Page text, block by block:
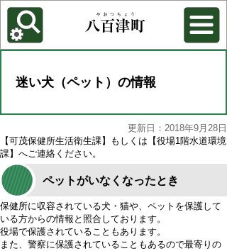
各種機能
背景色を変更する
迷い犬（ペット）の情報
更新日：2018年9月28日
【可茂保健所生活衛生課】もしくは【役場1階水道環境
課】へご連絡ください。
ペットがいなくなったとき
保健所に収容されている犬・猫や、ペットを保護して
いる方からの情報と照合しております。
役場で保護されていることもあります。
また、警察に保護されていることもあるので最寄りの